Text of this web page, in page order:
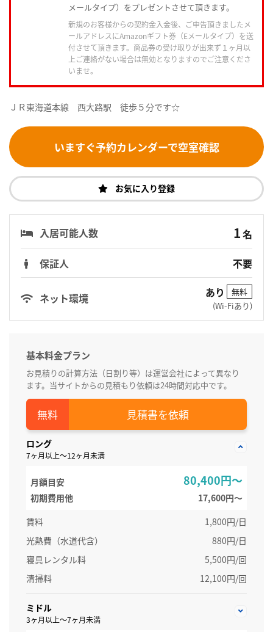
メールタイプ）をプレゼントさせて頂きます。
新規のお客様からの契約金入金後、ご申告頂きましたメ
ールアドレスにAmazonギフト券（Eメールタイプ）を送
付させて頂きます。商品券の受け取りが出来ず１ヶ月以
上ご連絡がない場合は無効となりますのでご注意くださ
いませ。
ＪＲ東海道本線 西大路駅 徒歩５分です☆
いますぐ予約カレンダーで空室確認
お気に入り登録
入居可能人数 1名
保証人
不要
ネット環境 あり
無料
(Wi-Fiあり)
基本料金プラン
お見積りの計算方法（日割り等）は運営会社によって異なり
ます。当サイトからの見積もり依頼は24時間対応中です。
見積書を依頼
ロング
7ヶ月以上～12ヶ月未満
月額目安 80,400円～
初期費用他
17,600円〜
賃料
1,800円/日
光熱費（水道代含）
880円/日
寝具レンタル料
5,500円/回
清掃料
12,100円/回
ミドル
3ヶ月以上～7ヶ月未満